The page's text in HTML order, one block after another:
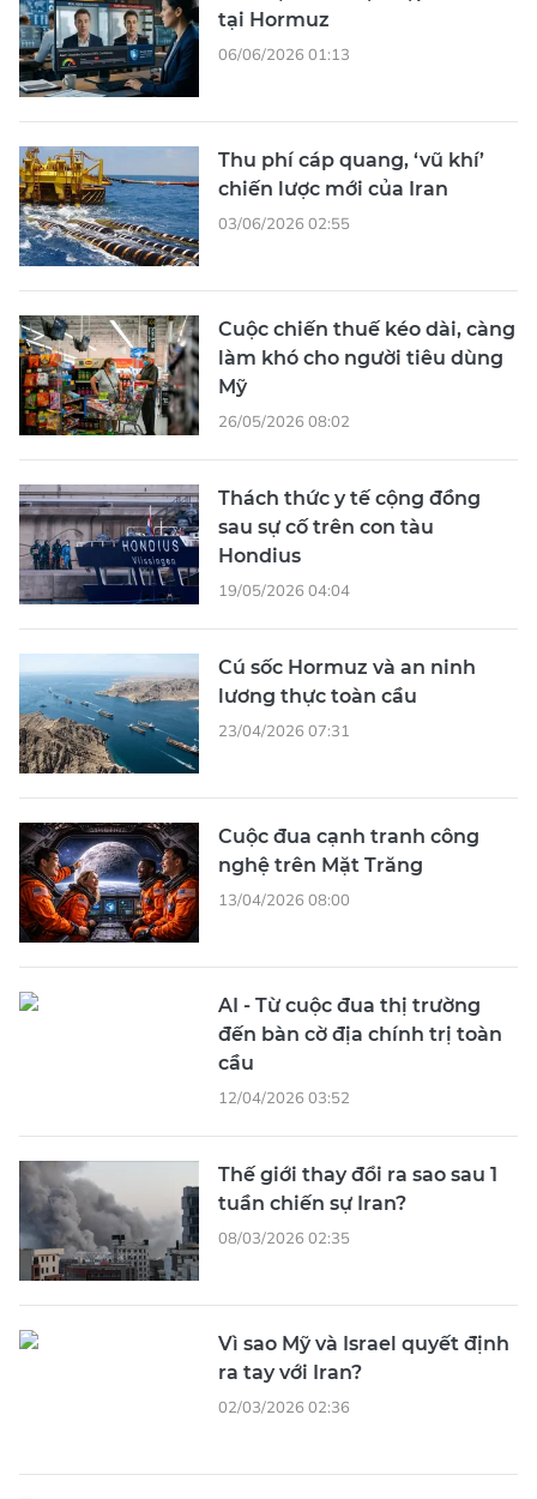
tại Hormuz
06/06/2026 01:13
Thu phí cáp quang, ‘vũ khí’
chiến lược mới của Iran
03/06/2026 02:55
Cuộc chiến thuế kéo dài, càng
làm khó cho người tiêu dùng
Mỹ
26/05/2026 08:02
Thách thức y tế cộng đồng
sau sự cố trên con tàu
Hondius
19/05/2026 04:04
Cú sốc Hormuz và an ninh
lương thực toàn cầu
23/04/2026 07:31
Cuộc đua cạnh tranh công
nghệ trên Mặt Trăng
13/04/2026 08:00
AI - Từ cuộc đua thị trường
đến bàn cờ địa chính trị toàn
cầu
12/04/2026 03:52
Thế giới thay đổi ra sao sau 1
tuần chiến sự Iran?
08/03/2026 02:35
Vì sao Mỹ và Israel quyết định
ra tay với Iran?
02/03/2026 02:36